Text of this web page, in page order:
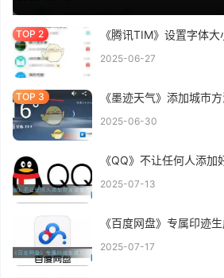
《腾讯TIM》设置字体
2025-06-27
《墨迹天气》添加城市
2025-06-30
《QQ》不让任何人添加
2025-07-13
《百度网盘》专属印迹
2025-07-17